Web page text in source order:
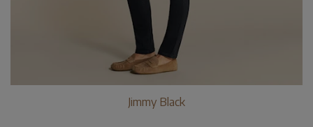
Jimmy Black